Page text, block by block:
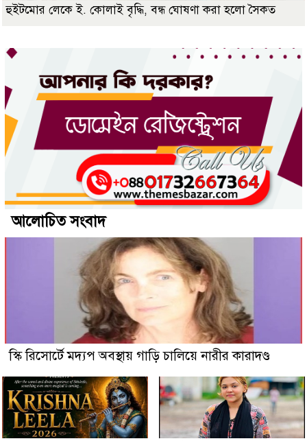
হুইটমোর লেকে ই. কোলাই বৃদ্ধি, বন্ধ ঘোষণা করা হলো সৈকত
আলোচিত সংবাদ
স্কি রিসোর্টে মদ্যপ অবস্থায় গাড়ি চালিয়ে নারীর কারাদণ্ড